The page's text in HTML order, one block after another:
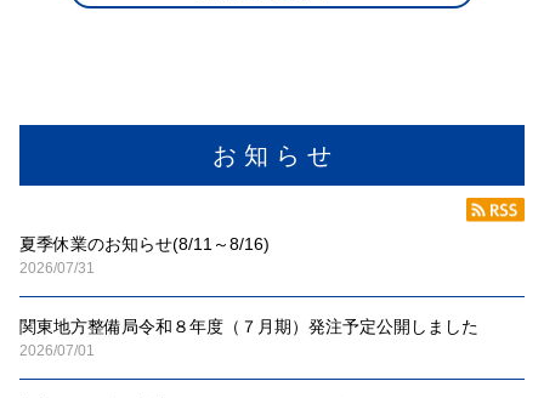
お 知 ら せ
夏季休業のお知らせ(8/11～8/16)
2026/07/31
関東地方整備局令和８年度（７月期）発注予定公開しました
2026/07/01